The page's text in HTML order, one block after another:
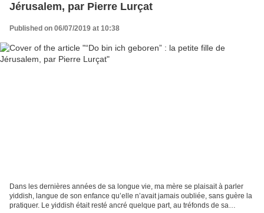
Jérusalem, par Pierre Lurçat
Published on 06/07/2019 at 10:38
Dans les dernières années de sa longue vie, ma mère se plaisait à parler
yiddish, langue de son enfance qu’elle n’avait jamais oubliée, sans guère la
pratiquer. Le yiddish était resté ancré quelque part, au tréfonds de sa